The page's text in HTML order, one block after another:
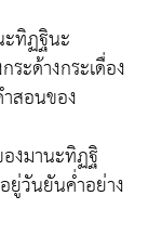
ทิฏฐินะ
ระด้างกระเดื่อง
สอนของ
งมานะทิฏฐิ
ยู่วันยันค่ำอย่าง